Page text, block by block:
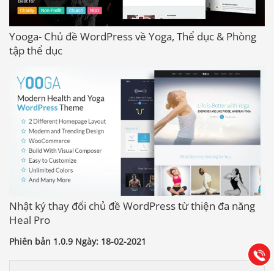
Yooga- Chủ đề WordPress về Yoga, Thể dục & Phòng
tập thể dục
Nhật ký thay đổi chủ đề WordPress từ thiện đa năng
Heal Pro
Phiên bản 1.0.9 Ngày: 18-02-2021
Gọi
Báo giá & Đặt hàng:
0903.976.769
(028) 22.166.144